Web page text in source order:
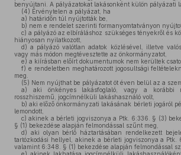
benyújtani. A pályázatokat lakásonként külön pályázati
(4) Érvénytelen a pályázat, ha
a) határidőn túl nyújtották be,
b) nem e rendelet szerinti formanyomtatványon
c) a pályázó az elbíráláshoz szükséges tényekről és
hiányosan nyilatkozott,
d) a pályázó valótlan adatok közlésével, illetve
vagy más módon megtévesztette az önkormányzatot,
e) a kiírásban előírt dokumentumok nem kerültek
f) e rendeletben meghatározott jogosultsági
meg.
(5) Nem nyújthat be pályázatot öt éven belül az a
a) aki önkényes lakásfoglaló, vagy a korábbi
rosszhiszemű, jogcímnélküli lakáshasználó volt,
b) aki előző önkormányzati lakásának bérleti jogáról
lemondott,
c) akinek a bérleti jogviszonya a Ptk. 6:336. § (3)
§ (1) bekezdése alapján felmondással szűnt meg,
d) aki olyan bérlő háztartásában rendelkezett
tartózkodási hellyel, akinek a bérleti jogviszonya a Ptk.
valamint 6:348. § (1) bekezdése alapján felmondással